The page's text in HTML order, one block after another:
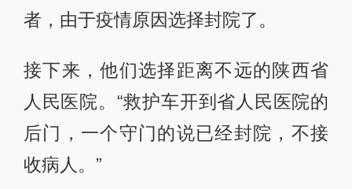
者，由于疫情原因选择封院了。
接下来，他们选择距离不远的陕西省
人民医院。“救护车开到省人民医院的
后门，一个守门的说已经封院，不接
收病人。”